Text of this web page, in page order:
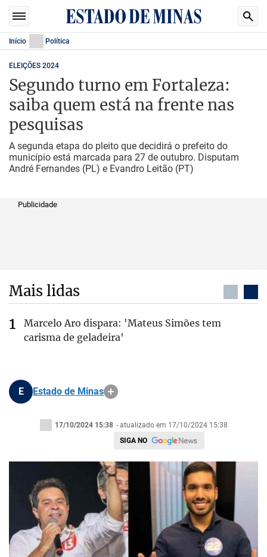
Início Política
ELEIÇÕES 2024
Segundo turno em Fortaleza:
saiba quem está na frente nas
pesquisas
A segunda etapa do pleito que decidirá o prefeito do
município está marcada para 27 de outubro. Disputam
André Fernandes (PL) e Evandro Leitão (PT)
Publicidade
Mais lidas
Marcelo Aro dispara: 'Mateus Simões tem
carisma de geladeira'
E Estado de Minas
17/10/2024 15:38 - atualizado em 17/10/2024 15:38
SIGA NO